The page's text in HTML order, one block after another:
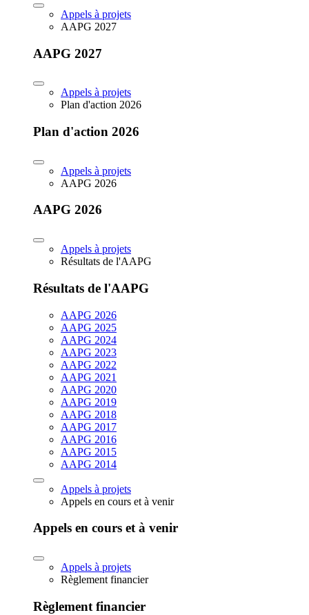
Appels à projets
AAPG 2027
AAPG 2027
Appels à projets
Plan d'action 2026
Plan d'action 2026
Appels à projets
AAPG 2026
AAPG 2026
Appels à projets
Résultats de l'AAPG
Résultats de l'AAPG
AAPG 2026
AAPG 2025
AAPG 2024
AAPG 2023
AAPG 2022
AAPG 2021
AAPG 2020
AAPG 2019
AAPG 2018
AAPG 2017
AAPG 2016
AAPG 2015
AAPG 2014
Appels à projets
Appels en cours et à venir
Appels en cours et à venir
Appels à projets
Règlement financier
Règlement financier